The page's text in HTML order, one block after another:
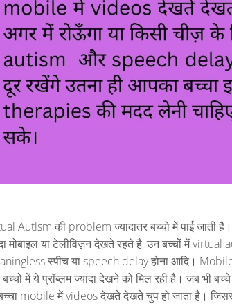
Autism की problem ज्यादातर बच्चो में पाई
मोबाइल या टेलीविज़न देखते रहते है, उन बच्चों में
स्पीच या speech delay होना आदि।
बच्चों में ये प्रॉब्लम ज्यादा देखने को मिल रही है। जब
mobile में videos देखते देखते चुप हो जाता है।